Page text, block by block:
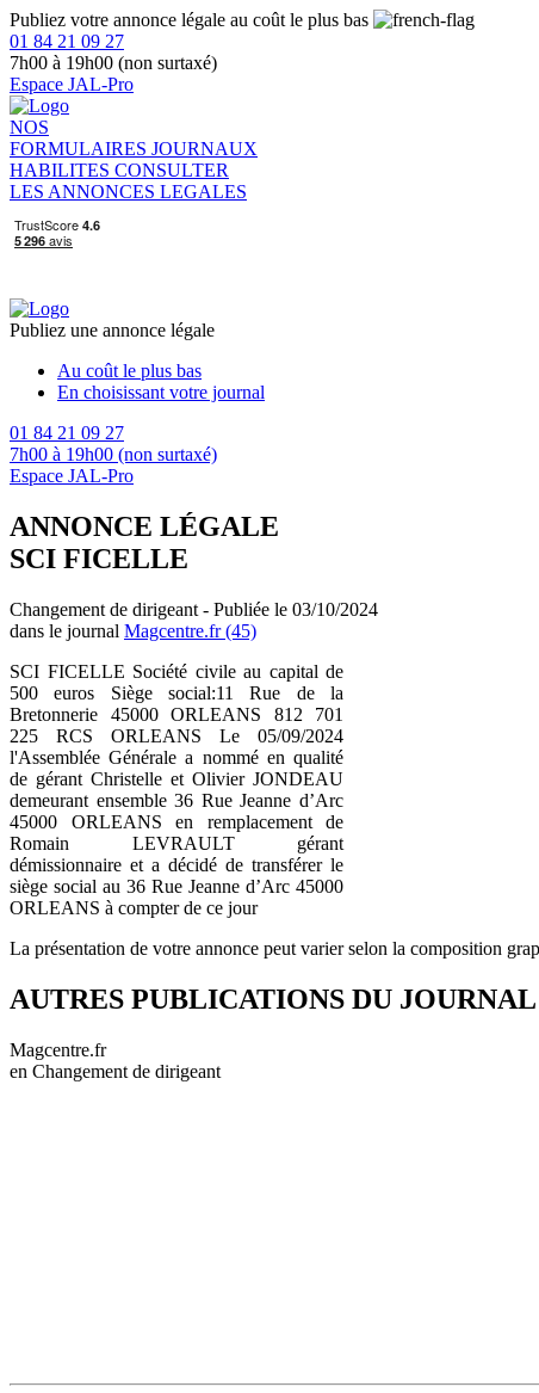
Publiez votre annonce légale au coût le plus bas
01 84 21 09 27
7h00 à 19h00 (non surtaxé)
Espace JAL-Pro
NOS
FORMULAIRES JOURNAUX
HABILITES CONSULTER
LES ANNONCES LEGALES
Publiez une annonce légale
Au coût le plus bas
En choisissant votre journal
01 84 21 09 27
7h00 à 19h00 (non surtaxé)
Espace JAL-Pro
ANNONCE LÉGALE
SCI FICELLE
Changement de dirigeant - Publiée le 03/10/2024
dans le journal Magcentre.fr (45)
SCI FICELLE Société civile au capital de
500 euros Siège social:11 Rue de la
Bretonnerie 45000 ORLEANS 812 701
225 RCS ORLEANS Le 05/09/2024
l'Assemblée Générale a nommé en qualité
de gérant Christelle et Olivier JONDEAU
demeurant ensemble 36 Rue Jeanne d’Arc
45000 ORLEANS en remplacement de
Romain LEVRAULT gérant
démissionnaire et a décidé de transférer le
siège social au 36 Rue Jeanne d’Arc 45000
ORLEANS à compter de ce jour
La présentation de votre annonce peut varier selon la composition
AUTRES PUBLICATIONS DU JOURNAL
Magcentre.fr
en Changement de dirigeant